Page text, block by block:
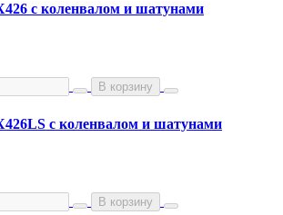
с коленвалом и шатунами
В корзину
с коленвалом и шатунами
В корзину